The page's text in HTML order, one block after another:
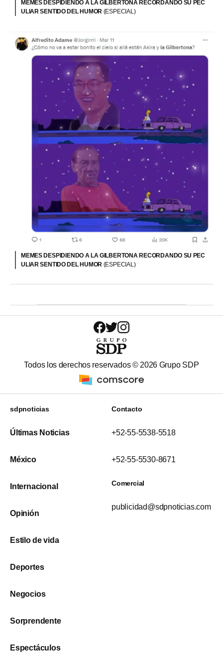
MEMES DESPIDIENDO A LA GILBERTONA RECORDANDO SU PEC
ULIAR SENTIDO DEL HUMOR (ESPECIAL)
MEMES DESPIDIENDO A LA GILBERTONA RECORDANDO SU PEC
ULIAR SENTIDO DEL HUMOR (ESPECIAL)
Todos los derechos reservados © 2026 Grupo SDP
sdpnoticias
Últimas Noticias
México
Internacional
Opinión
Estilo de vida
Deportes
Negocios
Sorprendente
Espectáculos
Contacto
+52-55-5538-5518
+52-55-5530-8671
Comercial
publicidad@sdpnoticias.com